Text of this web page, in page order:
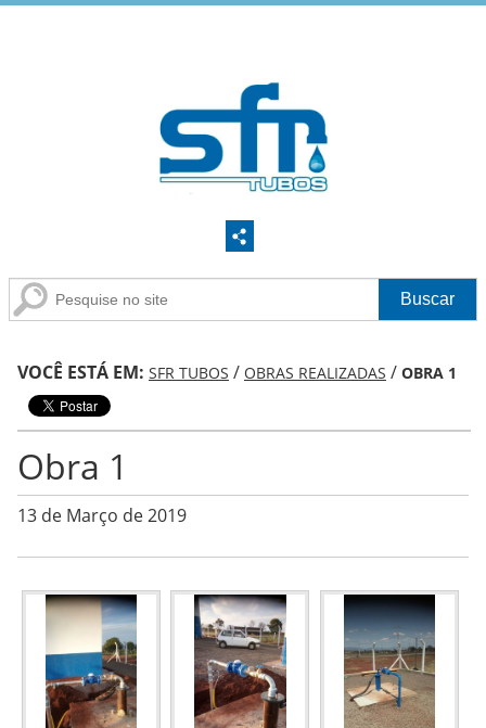
VOCÊ ESTÁ EM: SFR TUBOS / OBRAS REALIZADAS / OBRA 1
Obra 1
13 de Março de 2019